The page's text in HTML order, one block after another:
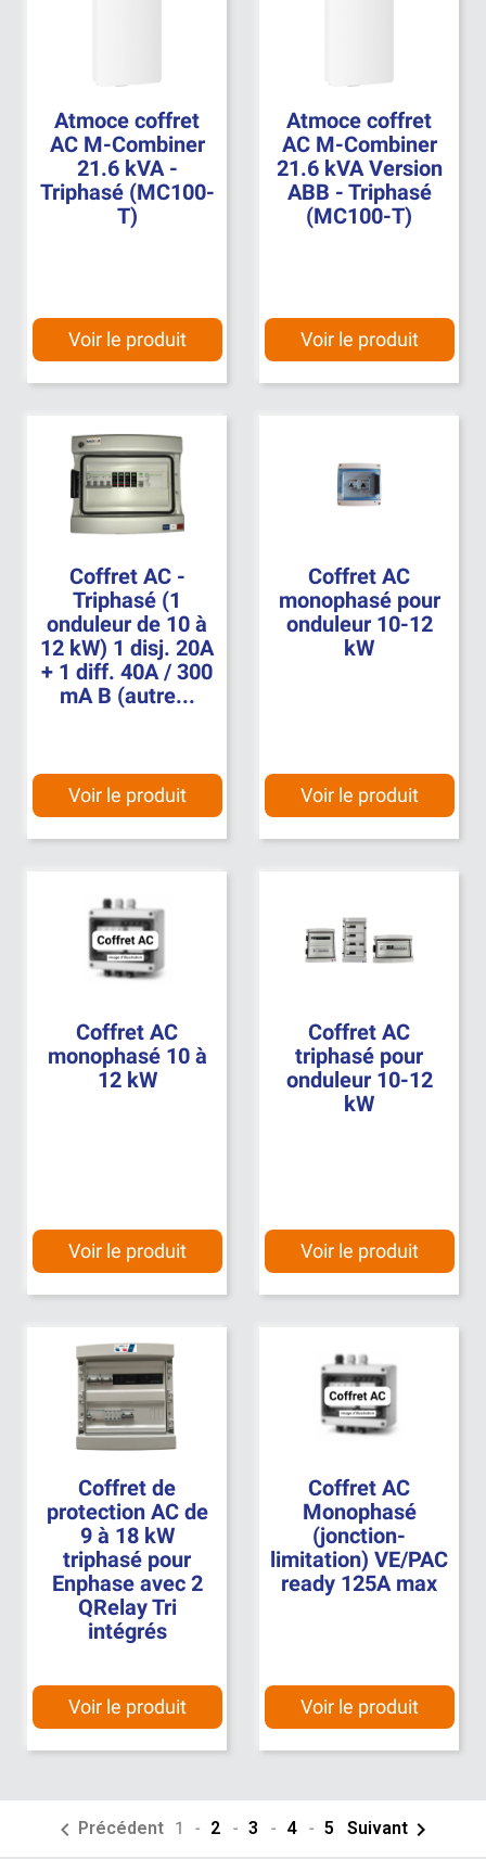
Atmoce coffret
AC M-Combiner
21.6 kVA -
Triphasé (MC100-
T)
Voir le produit
Atmoce coffret
AC M-Combiner
21.6 kVA Version
ABB - Triphasé
(MC100-T)
Voir le produit
Coffret AC -
Triphasé (1
onduleur de 10 à
12 kW) 1 disj. 20A
+ 1 diff. 40A / 300
mA B (autre...
Voir le produit
Coffret AC
monophasé pour
onduleur 10-12
kW
Voir le produit
Coffret AC
monophasé 10 à
12 kW
Voir le produit
Coffret AC
triphasé pour
onduleur 10-12
kW
Voir le produit
Coffret de
protection AC de
9 à 18 kW
triphasé pour
Enphase avec 2
QRelay Tri
intégrés
Voir le produit
Coffret AC
Monophasé
(jonction-
limitation) VE/PAC
ready 125A max
Voir le produit
 Précédent 1 - 2 - 3 - 4 - 5 Suivant 